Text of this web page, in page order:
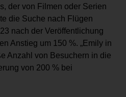
der von Filmen oder Serien
die Suche nach Flügen
nach der Veröffentlichung
Anstieg um 150 %. „Emily in
Anzahl von Besuchern in die
von 200 % bei